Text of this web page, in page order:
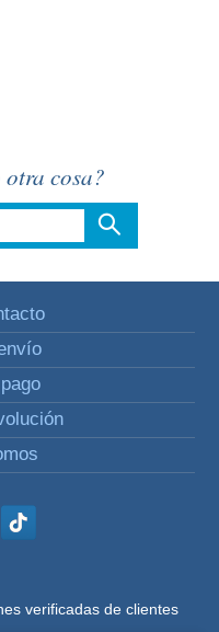
otra cosa?
verificadas de clientes